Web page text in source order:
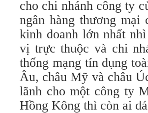
cho chi nhánh công ty
ngân hàng thương
kinh doanh lớn nhất
vị trực thuộc và chi
thống mạng tín dụng
Âu, châu Mỹ và châu
lãnh cho một công ty
Hồng Kông thì còn ai